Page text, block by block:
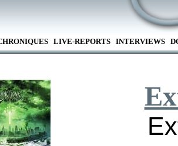
LIVE-REPORTS INTERVIEWS